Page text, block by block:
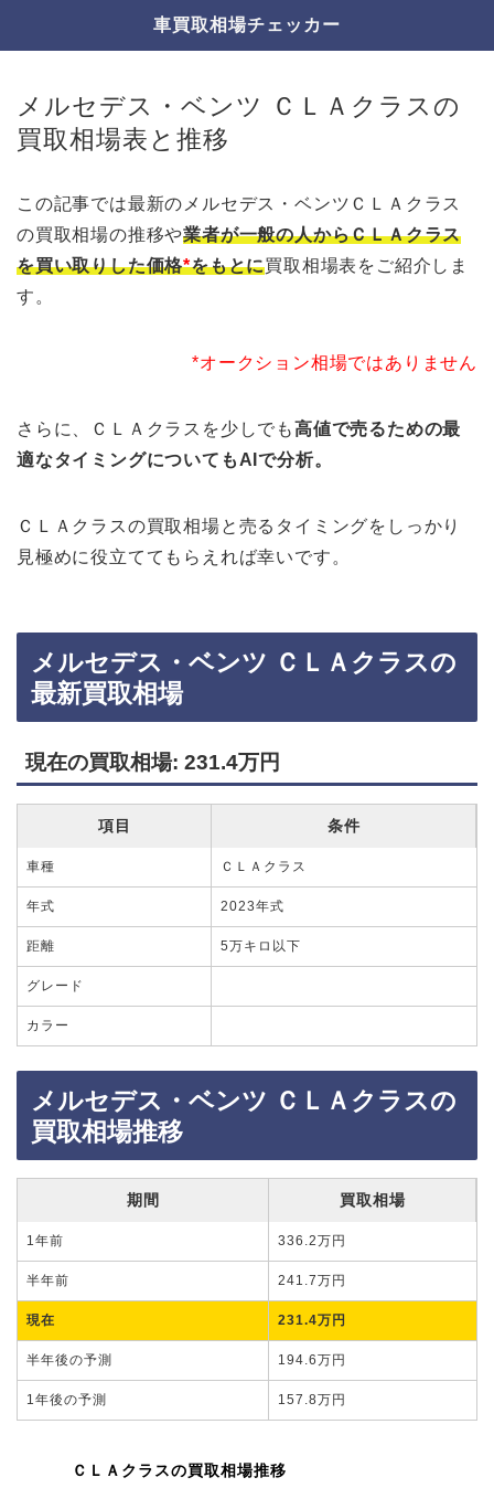
車買取相場チェッカー
メルセデス・ベンツ ＣＬＡクラスの
買取相場表と推移
この記事では最新のメルセデス・ベンツＣＬＡクラス
の買取相場の推移や業者が一般の人からＣＬＡクラス
を買い取りした価格*をもとに買取相場表をご紹介しま
す。
*オークション相場ではありません
さらに、ＣＬＡクラスを少しでも高値で売るための最
適なタイミングについてもAIで分析。
ＣＬＡクラスの買取相場と売るタイミングをしっかり
見極めに役立ててもらえれば幸いです。
メルセデス・ベンツ ＣＬＡクラスの
最新買取相場
現在の買取相場: 231.4万円
項目 条件
車種 ＣＬＡクラス
年式 2023年式
距離 5万キロ以下
グレード
カラー
メルセデス・ベンツ ＣＬＡクラスの
買取相場推移
期間 買取相場
1年前 336.2万円
半年前 241.7万円
現在 231.4万円
半年後の予測 194.6万円
1年後の予測 157.8万円
ＣＬＡクラスの買取相場推移